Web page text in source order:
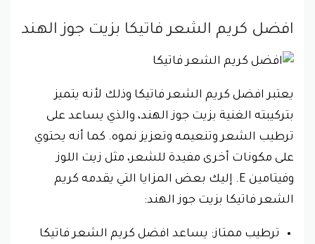
افضل كريم الشعر فاتيكا بزيت جوز الهند
يعتبر افضل كريم الشعر فاتيكا وذلك لأنه يتميز
بتركيبته الغنية بزيت جوز الهند، والذي يساعد على
ترطيب الشعر وتنعيمه وتعزيز نموه. كما أنه يحتوي
على مكونات أخرى مفيدة للشعر، مثل زيت اللوز
وفيتامين E.
إليك بعض المزايا التي يقدمه كريم
الشعر فاتيكا بزيت جوز الهند:
ترطيب ممتاز: يساعد افضل كريم الشعر فاتيكا